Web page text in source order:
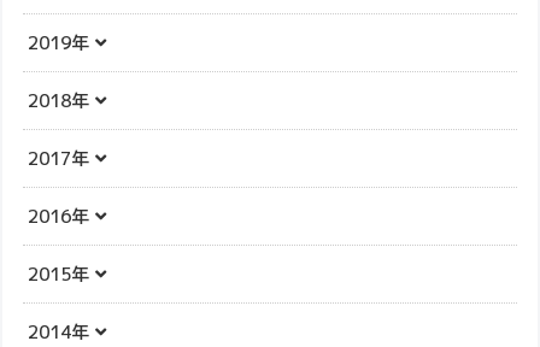
2019年
2018年
2017年
2016年
2015年
2014年